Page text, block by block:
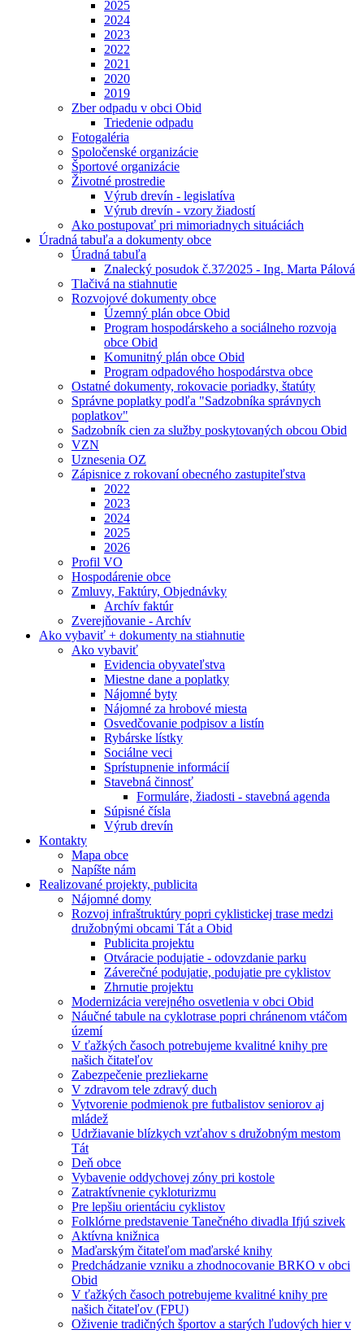
2025
2024
2023
2022
2021
2020
2019
Zber odpadu v obci Obid
Triedenie odpadu
Fotogaléria
Spoločenské organizácie
Športové organizácie
Životné prostredie
Výrub drevín - legislatíva
Výrub drevín - vzory žiadostí
Ako postupovať pri mimoriadnych situáciách
Úradná tabuľa a dokumenty obce
Úradná tabuľa
Znalecký posudok č.37⁄2025 - Ing. Marta Pálová
Tlačivá na stiahnutie
Rozvojové dokumenty obce
Územný plán obce Obid
Program hospodárskeho a sociálneho rozvoja
obce Obid
Komunitný plán obce Obid
Program odpadového hospodárstva obce
Ostatné dokumenty, rokovacie poriadky, štatúty
Správne poplatky podľa "Sadzobníka správnych
poplatkov"
Sadzobník cien za služby poskytovaných obcou Obid
VZN
Uznesenia OZ
Zápisnice z rokovaní obecného zastupiteľstva
2022
2023
2024
2025
2026
Profil VO
Hospodárenie obce
Zmluvy, Faktúry, Objednávky
Archív faktúr
Zverejňovanie - Archív
Ako vybaviť + dokumenty na stiahnutie
Ako vybaviť
Evidencia obyvateľstva
Miestne dane a poplatky
Nájomné byty
Nájomné za hrobové miesta
Osvedčovanie podpisov a listín
Rybárske lístky
Sociálne veci
Sprístupnenie informácií
Stavebná činnosť
Formuláre, žiadosti - stavebná agenda
Súpisné čísla
Výrub drevín
Kontakty
Mapa obce
Napíšte nám
Realizované projekty, publicita
Nájomné domy
Rozvoj infraštruktúry popri cyklistickej trase medzi
družobnými obcami Tát a Obid
Publicita projektu
Otváracie podujatie - odovzdanie parku
Záverečné podujatie, podujatie pre cyklistov
Zhrnutie projektu
Modernizácia verejného osvetlenia v obci Obid
Náučné tabule na cyklotrase popri chránenom vtáčom
území
V ťažkých časoch potrebujeme kvalitné knihy pre
našich čitateľov
Zabezpečenie prezliekarne
V zdravom tele zdravý duch
Vytvorenie podmienok pre futbalistov seniorov aj
mládež
Udržiavanie blízkych vzťahov s družobným mestom
Tát
Deň obce
Vybavenie oddychovej zóny pri kostole
Zatraktívnenie cykloturizmu
Pre lepšiu orientáciu cyklistov
Folklórne predstavenie Tanečného divadla Ifjú szivek
Aktívna knižnica
Maďarským čitateľom maďarské knihy
Predchádzanie vzniku a zhodnocovanie BRKO v obci
Obid
V ťažkých časoch potrebujeme kvalitné knihy pre
našich čitateľov (FPU)
Oživenie tradičných športov a starých ľudových hier v